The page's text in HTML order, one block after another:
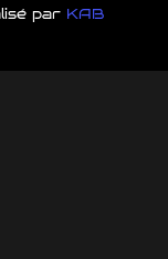
par KAB